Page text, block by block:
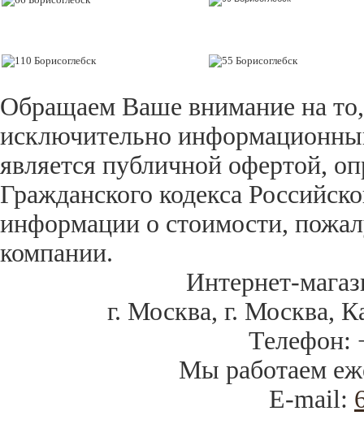
Обращаем Ваше внимание на
исключительно
является публичной офертой,
Гражданского кодекса
информации о стоимости,
компании.
Интернет-
г. Москва,г. Москва,
Телефон:
Мы работаем
E-mail: